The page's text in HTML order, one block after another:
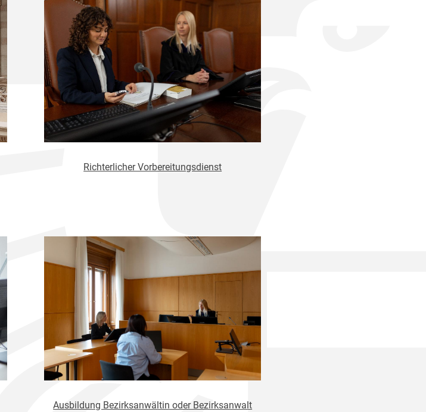
Richterlicher Vorbereitungsdienst
Ausbildung Bezirksanwältin oder Bezirksanwalt